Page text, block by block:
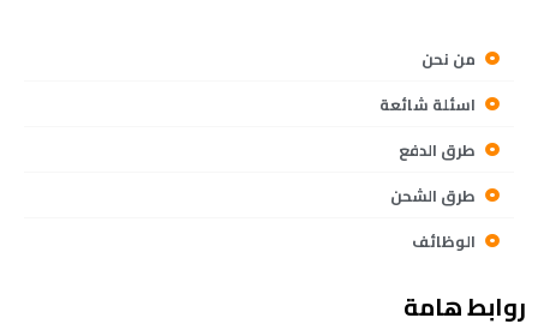
من نحن
اسئلة شائعة
طرق الدفع
طرق الشحن
الوظائف
روابط هامة